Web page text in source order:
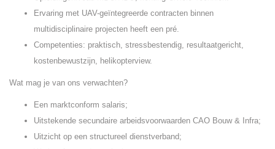
Ervaring met UAV-geïntegreerde contracten binnen
multidisciplinaire projecten heeft een pré.
Competenties: praktisch, stressbestendig, resultaatgericht,
kostenbewustzijn, helikopterview.
Wat mag je van ons verwachten?
Een marktconform salaris;
Uitstekende secundaire arbeidsvoorwaarden CAO Bouw & Infra;
Uitzicht op een structureel dienstverband;